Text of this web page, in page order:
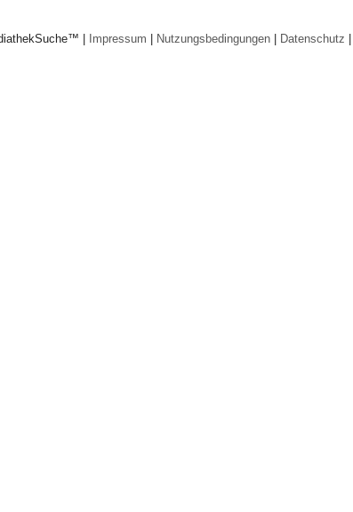
| Impressum | Nutzungsbedingungen| Datenschutz |